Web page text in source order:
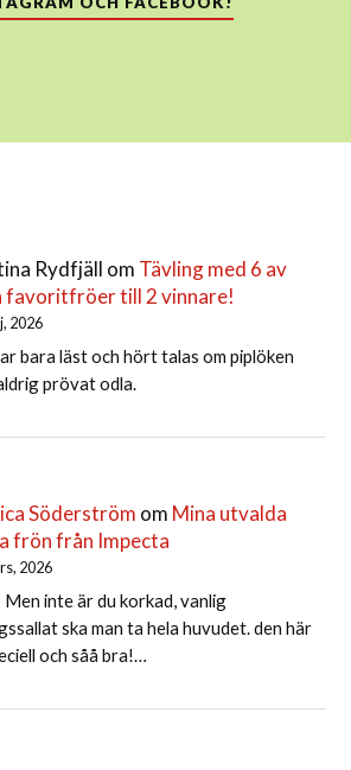
Rydfjäll om Tävling med 6 av
favoritfröer till 2 vinnare!
2026
bara läst och hört talas om piplöken
prövat odla.
Söderström om Mina utvalda
frön från Impecta
2026
Men inte är du korkad, vanlig
ska man ta hela huvudet. den här
och såå bra!…